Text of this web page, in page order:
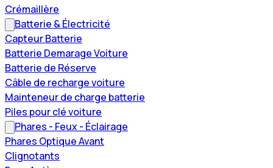
Crémaillère
Batterie & Électricité
Capteur Batterie
Batterie Demarage Voiture
Batterie de Réserve
Câble de recharge voiture
Mainteneur de charge batterie
Piles pour clé voiture
Phares - Feux - Éclairage
Phares Optique Avant
Clignotants